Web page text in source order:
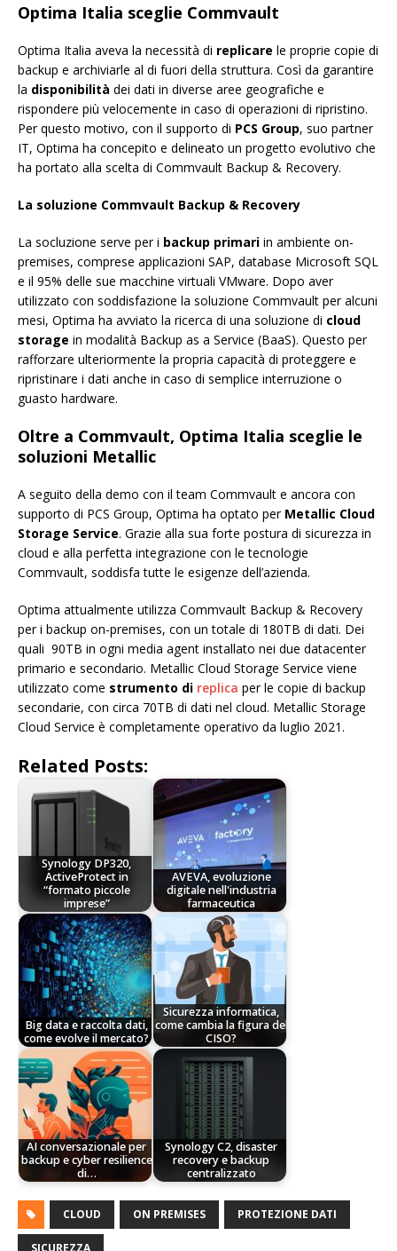
Optima Italia sceglie Commvault
Optima Italia aveva la necessità di replicare le proprie copie di
backup e archiviarle al di fuori della struttura. Così da garantire
la disponibilità dei dati in diverse aree geografiche e
rispondere più velocemente in caso di operazioni di ripristino.
Per questo motivo, con il supporto di PCS Group, suo partner
IT, Optima ha concepito e delineato un progetto evolutivo che
ha portato alla scelta di Commvault Backup & Recovery.
La soluzione Commvault Backup & Recovery
La socluzione serve per i backup primari in ambiente on-
premises, comprese applicazioni SAP, database Microsoft SQL
e il 95% delle sue macchine virtuali VMware. Dopo aver
utilizzato con soddisfazione la soluzione Commvault per alcuni
mesi, Optima ha avviato la ricerca di una soluzione di cloud
storage in modalità Backup as a Service (BaaS). Questo per
rafforzare ulteriormente la propria capacità di proteggere e
ripristinare i dati anche in caso di semplice interruzione o
guasto hardware.
Oltre a Commvault, Optima Italia sceglie le
soluzioni Metallic
A seguito della demo con il team Commvault e ancora con
supporto di PCS Group, Optima ha optato per Metallic Cloud
Storage Service. Grazie alla sua forte postura di sicurezza in
cloud e alla perfetta integrazione con le tecnologie
Commvault, soddisfa tutte le esigenze dell’azienda.
Optima attualmente utilizza Commvault Backup & Recovery
per i backup on-premises, con un totale di 180TB di dati. Dei
quali 90TB in ogni media agent installato nei due datacenter
primario e secondario. Metallic Cloud Storage Service viene
utilizzato come strumento di replica per le copie di backup
secondarie, con circa 70TB di dati nel cloud. Metallic Storage
Cloud Service è completamente operativo da luglio 2021.
Related Posts:
Synology DP320,
ActiveProtect in
“formato piccole
imprese”
AVEVA, evoluzione
digitale nell'industria
farmaceutica
Big data e raccolta dati,
come evolve il mercato?
Sicurezza informatica,
come cambia la figura del
CISO?
AI conversazionale per
backup e cyber resilience
di…
Synology C2, disaster
recovery e backup
centralizzato
CLOUD ON PREMISES PROTEZIONE DATI
SICUREZZA